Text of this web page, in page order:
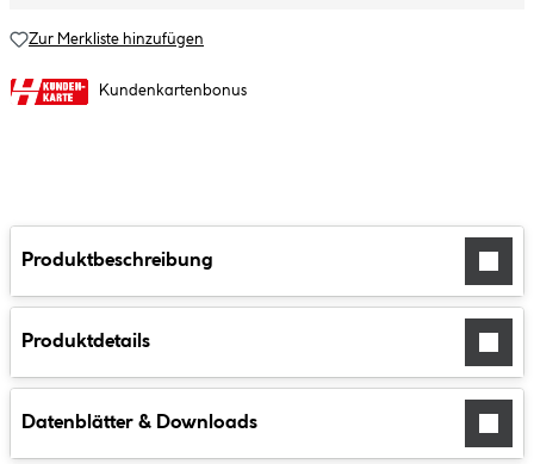
Zur Merkliste hinzufügen
Kundenkartenbonus
Produktbeschreibung
Produktdetails
Datenblätter & Downloads